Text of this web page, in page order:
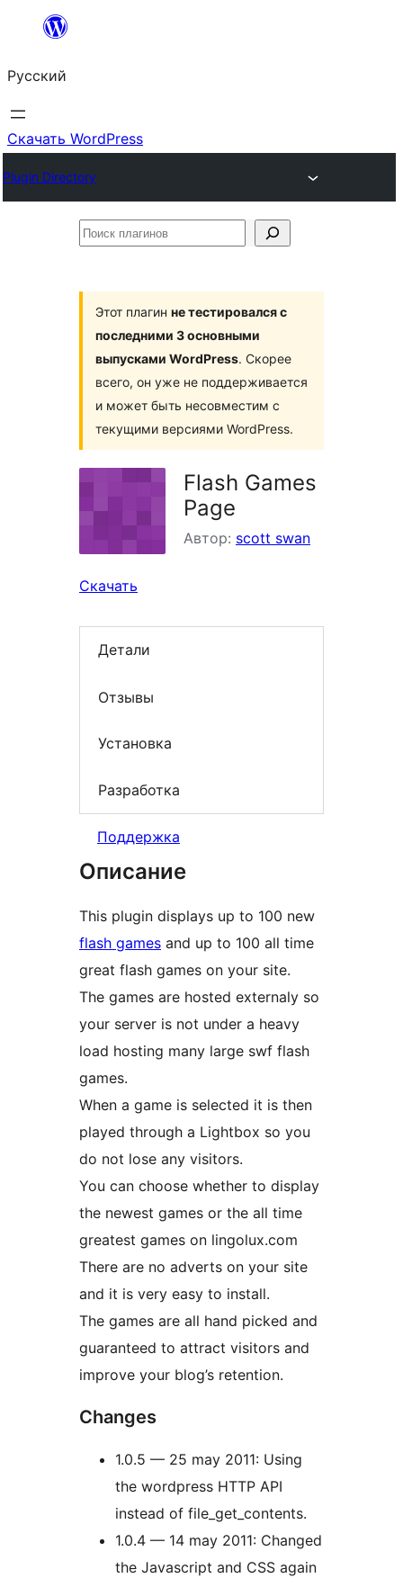
Перейти
содержимому
Русский
Скачать WordPress
Plugin Directory
Поиск
Этот плагин не тестировался с
последними 3 основными
выпусками WordPress. Скорее
всего, он уже не поддерживается
и может быть несовместим с
текущими версиями WordPress.
Flash Games
Page
Автор: scott swan
Скачать
Детали
Отзывы
Установка
Разработка
Поддержка
Описание
This plugin displays up to 100 new
flash games and up to 100 all time
great flash games on your site.
The games are hosted externaly so
your server is not under a heavy
load hosting many large swf flash
games.
When a game is selected it is then
played through a Lightbox so you
do not lose any visitors.
You can choose whether to display
the newest games or the all time
greatest games on lingolux.com
There are no adverts on your site
and it is very easy to install.
The games are all hand picked and
guaranteed to attract visitors and
improve your blog’s retention.
Changes
1.0.5 — 25 may 2011: Using
the wordpress HTTP API
instead of file_get_contents.
1.0.4 — 14 may 2011: Changed
the Javascript and CSS again